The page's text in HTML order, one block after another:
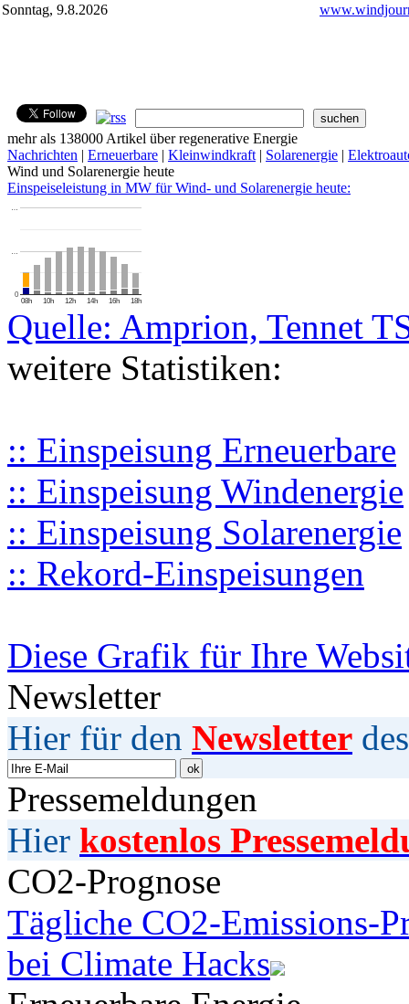
Sonntag, 9.8.2026
mehr als 138000 Artikel über regenerative Energie
Nachrichten | Erneuerbare | Kleinwindkraft | Solarenergie |
Wind und Solarenergie heute
Einspeiseleistung in MW für Wind- und Solarenergie heute:
08h 10h 12h 14h 16h 18h
0
…
…
Quelle: Amprion, Tennet
weitere Statistiken:
:: Einspeisung Erneuerbare
:: Einspeisung Windenergie
:: Einspeisung Solarenergie
:: Rekord-Einspeisungen
Diese Grafik für Ihre
Newsletter
Hier für den Newsletter
Pressemeldungen
Hier kostenlos
CO2-Prognose
Tägliche CO2-Emissions-
bei Climate Hacks